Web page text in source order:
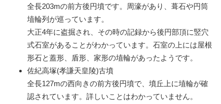
全長203mの前方後円墳です。周濠があり、葺石や円筒
埴輪列が巡っています。
大正4年に盗掘され、その時の記録から後円部頂に竪穴
式石室があることがわかっています。石室の上には屋根
形石と蓋形、盾形、家形の埴輪があったようです。
佐紀高塚(孝謙天皇陵)古墳
全長127mの西向きの前方後円墳で、墳丘上に埴輪が確
認されています。詳しいことはわかっていません。